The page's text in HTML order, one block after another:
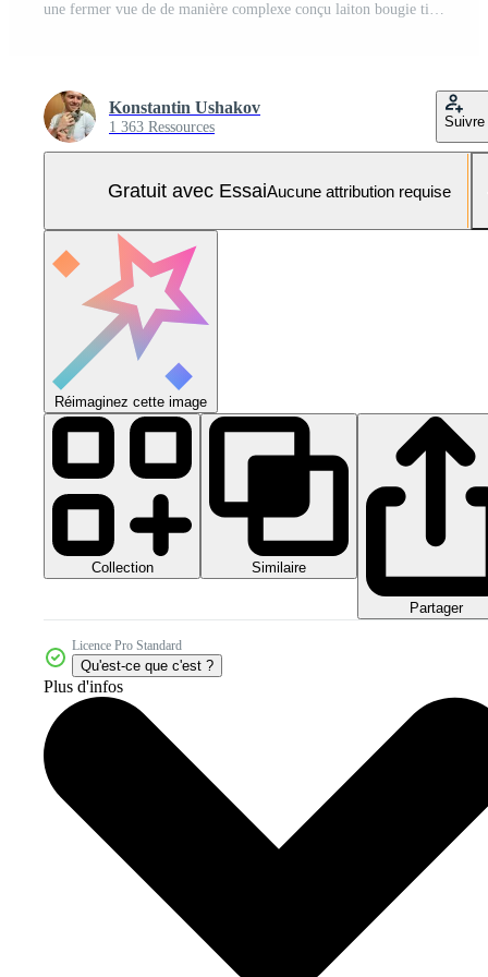
une fermer vue de de manière complexe conçu laiton bougie titulaires est affiché dans de face de une coloré coloré verre la fenêtre. le Contexte Caractéristiques géométrique motifs dans rouge, jaune,. Photo Pro
Konstantin Ushakov
1 363 Ressources Suivre
Gratuit avec EssaiAucune attribution requise
Réimaginez cette image
Collection Similaire
Partager
Licence Pro Standard
Qu'est-ce que c'est ?
Plus d'infos